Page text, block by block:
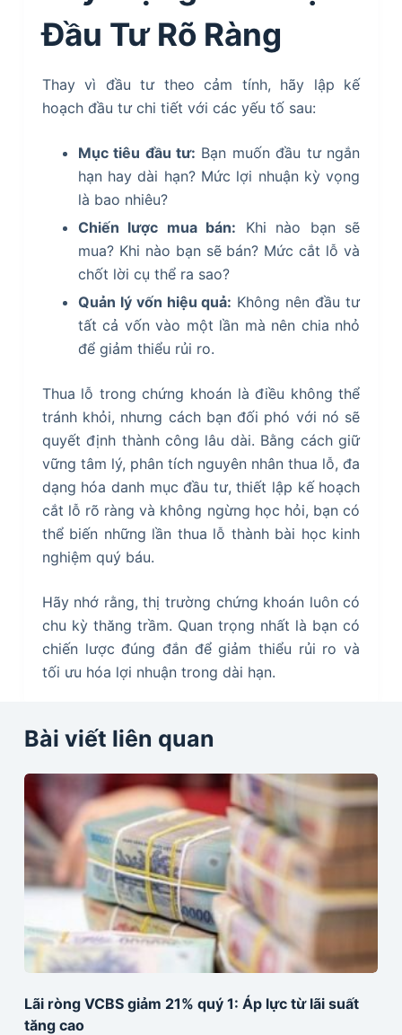
Đầu Tư Rõ Ràng
Thay vì đầu tư theo cảm tính, hãy lập kế
hoạch đầu tư chi tiết với các yếu tố sau:
Mục tiêu đầu tư: Bạn muốn đầu tư ngắn
hạn hay dài hạn? Mức lợi nhuận kỳ vọng
là bao nhiêu?
Chiến lược mua bán: Khi nào bạn sẽ
mua? Khi nào bạn sẽ bán? Mức cắt lỗ và
chốt lời cụ thể ra sao?
Quản lý vốn hiệu quả: Không nên đầu tư
tất cả vốn vào một lần mà nên chia nhỏ
để giảm thiểu rủi ro.
Thua lỗ trong chứng khoán là điều không thể
tránh khỏi, nhưng cách bạn đối phó với nó sẽ
quyết định thành công lâu dài. Bằng cách giữ
vững tâm lý, phân tích nguyên nhân thua lỗ, đa
dạng hóa danh mục đầu tư, thiết lập kế hoạch
cắt lỗ rõ ràng và không ngừng học hỏi, bạn có
thể biến những lần thua lỗ thành bài học kinh
nghiệm quý báu.
Hãy nhớ rằng, thị trường chứng khoán luôn có
chu kỳ thăng trầm. Quan trọng nhất là bạn có
chiến lược đúng đắn để giảm thiểu rủi ro và
tối ưu hóa lợi nhuận trong dài hạn.
Bài viết liên quan
Lãi ròng VCBS giảm 21% quý 1: Áp lực từ lãi suất
tăng cao